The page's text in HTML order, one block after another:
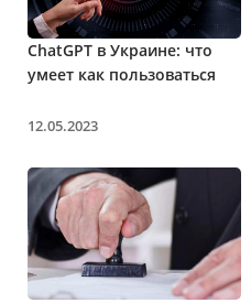
ChatGPT в Украине: что
умеет как пользоваться
12.05.2023